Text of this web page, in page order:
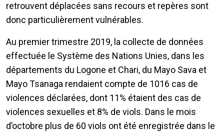
retrouvent déplacées sans recours et repères sont
donc particulièrement vulnérables.
Au premier trimestre 2019, la collecte de données
effectuée le Système des Nations Unies, dans les
départements du Logone et Chari, du Mayo Sava et
Mayo Tsanaga rendaient compte de 1016 cas de
violences déclarées, dont 11% étaient des cas de
violences sexuelles et 8% de viols. Dans le mois
d’octobre plus de 60 viols ont été enregistrée dans le